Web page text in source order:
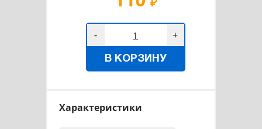
- +
В КОРЗИНУ
Характеристики